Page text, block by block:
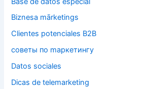
Biznesa mārketings
Clientes potenciales B2B
cоветы по mаркетингу
Datos sociales
Dicas de telemarketing